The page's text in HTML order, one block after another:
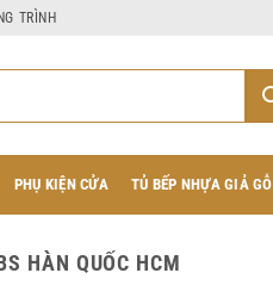
TRÌNH
PHỤ KIỆN CỬA TỦ BẾP NHỰA GIẢ GỖ
HÀN QUỐC HCM